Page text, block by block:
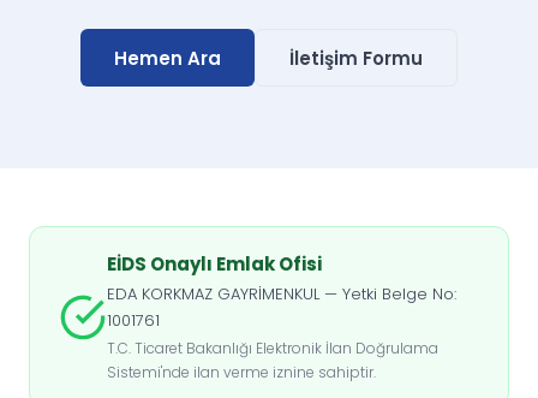
Hemen Ara İletişim Formu
EİDS Onaylı Emlak Ofisi
EDA KORKMAZ GAYRİMENKUL — Yetki Belge No:
1001761
T.C. Ticaret Bakanlığı Elektronik İlan Doğrulama
Sistemi'nde ilan verme iznine sahiptir.